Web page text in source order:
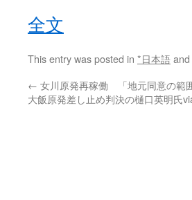
全文
This entry was posted in *日本語
← 女川原発再稼働 「地元同意の範
大飯原発差し止め判決の樋口英明氏